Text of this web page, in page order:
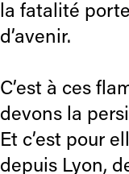
la fatalité
d’avenir.
C’est à ces
devons la
Et c’est pour
depuis Lyon,